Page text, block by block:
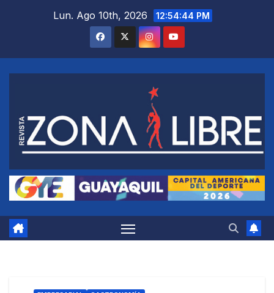
Lun. Ago 10th, 2026 12:54:45 PM